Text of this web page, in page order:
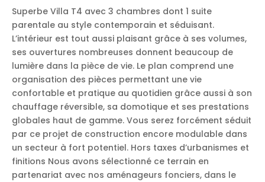
Superbe Villa T4 avec 3 chambres dont 1 suite
parentale au style contemporain et séduisant.
L’intérieur est tout aussi plaisant grâce à ses volumes,
ses ouvertures nombreuses donnent beaucoup de
lumière dans la pièce de vie. Le plan comprend une
organisation des pièces permettant une vie
confortable et pratique au quotidien grâce aussi à son
chauffage réversible, sa domotique et ses prestations
globales haut de gamme. Vous serez forcément séduit
par ce projet de construction encore modulable dans
un secteur à fort potentiel. Hors taxes d’urbanismes et
finitions Nous avons sélectionné ce terrain en
partenariat avec nos aménageurs fonciers, dans le